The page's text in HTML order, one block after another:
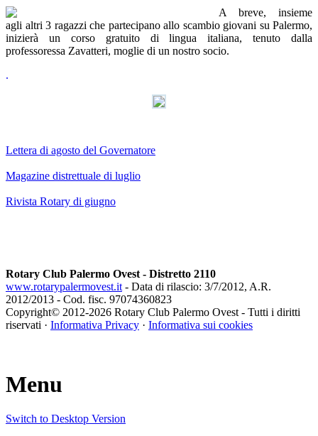
A breve, insieme
agli altri 3 ragazzi che partecipano allo scambio giovani su Palermo,
inizierà un corso gratuito di lingua italiana, tenuto dalla
professoressa Zavatteri, moglie di un nostro socio.
.
Kekeljevic.
Lettera di agosto del Governatore
Magazine distrettuale di luglio
Rivista Rotary di giugno
Rotary Club Palermo Ovest - Distretto 2110
www.rotarypalermovest.it- Data di rilascio: 3/7/2012, A.R.
2012/2013 - Cod. fisc. 97074360823
Copyright© 2012-2026 Rotary Club Palermo Ovest - Tutti i diritti
riservati · Informativa Privacy · Informativa sui cookies
Menu
Switch to Desktop Version